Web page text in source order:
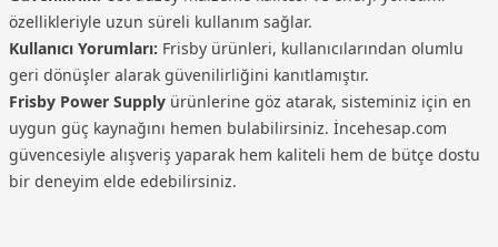
özellikleriyle uzun süreli kullanım sağlar.
Kullanıcı Yorumları: Frisby ürünleri, kullanıcılarından olumlu
geri dönüşler alarak güvenilirliğini kanıtlamıştır.
Frisby Power Supply ürünlerine göz atarak, sisteminiz için en
uygun güç kaynağını hemen bulabilirsiniz. İncehesap.com
güvencesiyle alışveriş yaparak hem kaliteli hem de bütçe dostu
bir deneyim elde edebilirsiniz.